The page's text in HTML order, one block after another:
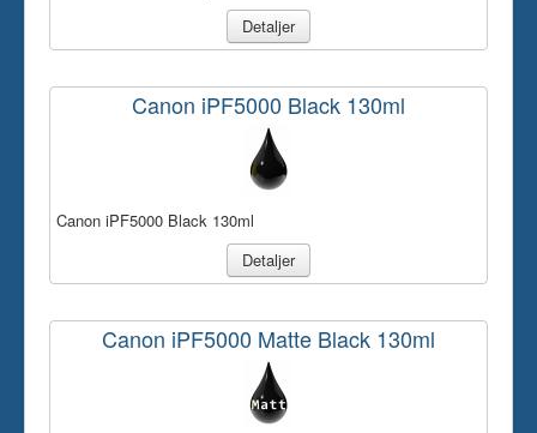
Detaljer
Canon iPF5000 Black 130ml
Canon iPF5000 Black 130ml
Detaljer
Canon iPF5000 Matte Black 130ml